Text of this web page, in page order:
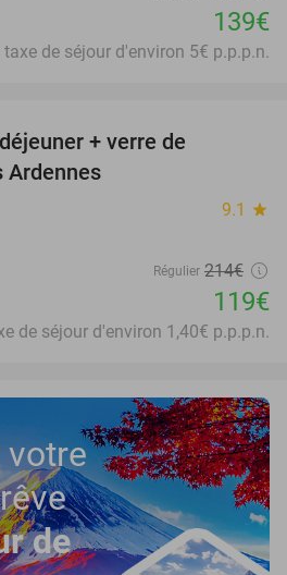
139€
taxe de séjour d'environ 5€ p.p.p.n.
+ verre de
Ardennes
9.1 star
Régulier 214€
119€
de séjour d'environ 1,40€ p.p.p.n.
votre
de